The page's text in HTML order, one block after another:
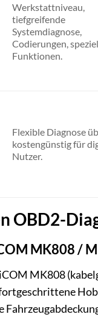
Werkstattniveau,
tiefgreifende
Systemdiagnose,
Codierungen,
Funktionen.
Flexible Diagnose
kostengünstig für
Nutzer.
OBD2-
MK808 /
MK808